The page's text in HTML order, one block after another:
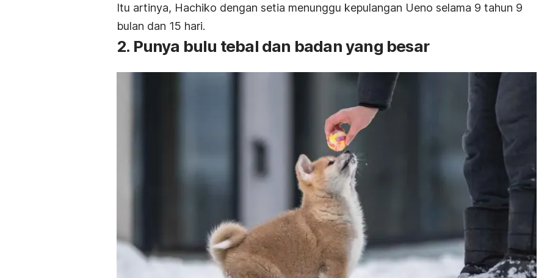
Itu artinya, Hachiko dengan setia menunggu kepulangan Ueno selama 9 tahun 9
bulan dan 15 hari.
2. Punya bulu tebal dan badan yang besar